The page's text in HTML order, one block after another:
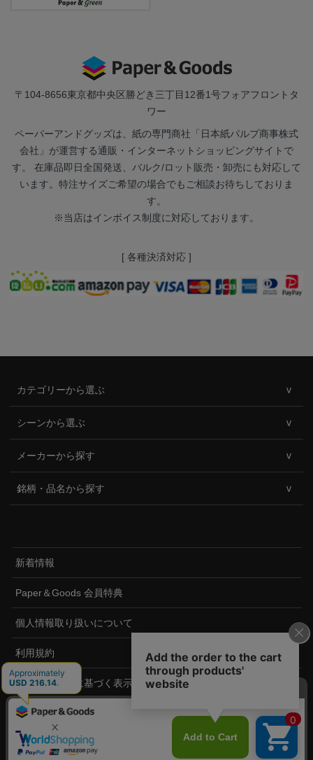
〒104-8656東京都中央区勝どき三丁目12番1号フォアフロントタ
ワー
ペーパーアンドグッズは、紙の専門商社「日本紙パルプ商事株式
会社」が運営する通販・インターネットショッピングサイトで
す。 在庫品即日全国発送、バルク/ロット販売・卸売にも対応して
います。特注サイズご希望の場合でもご相談お待ちしておりま
す。
※当店はインボイス制度に対応しております。
[ 各種決済対応 ]
カテゴリーから選ぶ
シーンから選ぶ
メーカーから探す
銘柄・品名から探す
新着情報
Paper＆Goods 会員特典
個人情報取り扱いについて
利用規約
特定商取引法に基づく表示
ペーパーアンドグッズについて
©2020 PaperandGoods.com